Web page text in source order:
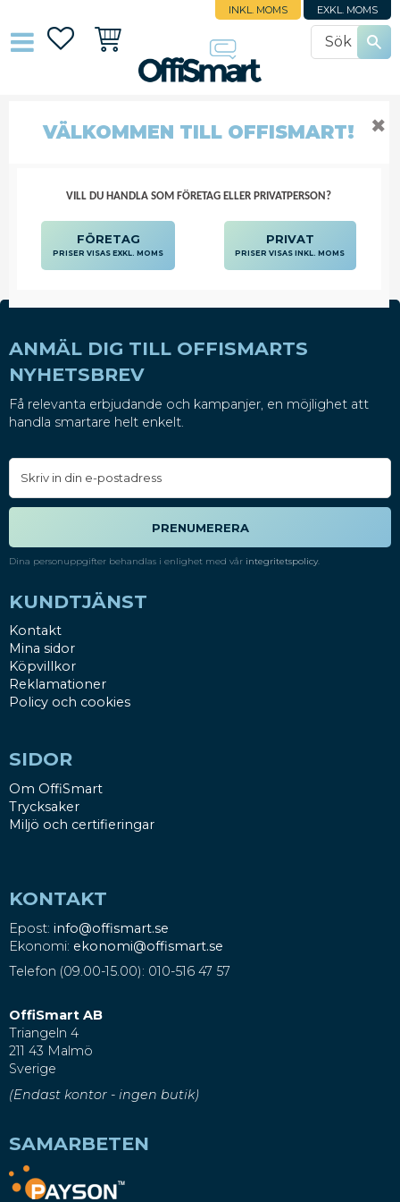
INKL. MOMS EXKL. MOMS
FavoriterKundvagn
FRAKTHANDLINGAR
FRAKTHANDLINGAR
ANMÄL DIG TILL OFFISMARTS
NYHETSBREV
Få relevanta erbjudande och kampanjer, en möjlighet att
handla smartare helt enkelt.
PRENUMERERA
Dina personuppgifter behandlas i enlighet med vår integritetspolicy.
KUNDTJÄNST
Kontakt
Mina sidor
Köpvillkor
Reklamationer
Policy och cookies
SIDOR
Om OffiSmart
Trycksaker
Miljö och certifieringar
KONTAKT
Epost: info@offismart.se
Ekonomi: ekonomi@offismart.se
Telefon (09.00-15.00): 010-516 47 57
OffiSmart AB
Triangeln 4
211 43 Malmö
Sverige
(Endast kontor - ingen butik)
SAMARBETEN
VÄLKOMMEN TILL OFFISMART!
VILL DU HANDLA SOM FÖRETAG ELLER PRIVATPERSON?
FÖRETAG
PRISER VISAS EXKL. MOMS
PRIVAT
PRISER VISAS INKL. MOMS
✖